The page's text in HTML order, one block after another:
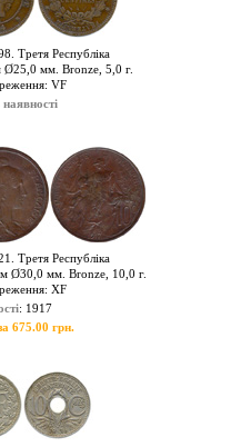
Третя Республіка
Ø25,0 мм. Bronze, 5,0 г.
VF
Третя Республіка
Ø30,0 мм. Bronze, 10,0 г.
XF
: 1917
675.00 грн.